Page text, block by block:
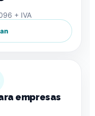
+ IVA
empresas